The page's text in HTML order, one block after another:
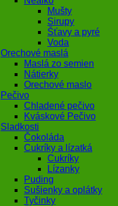
Mušty
Sirupy
Šťavy a pyré
Voda
Orechové maslá
Maslá zo semien
Nátierky
Orechové maslo
Pečivo
Chladené pečivo
Kváskové Pečivo
Sladkosti
Čokoláda
Cukríky a lízatká
Cukríky
Lízanky
Puding
Sušienky a oplátky
Tyčinky